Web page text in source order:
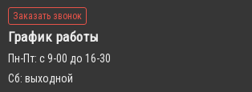
Заказать звонок
График работы
Пн-Пт: с 9-00 до 16-30
Сб: выходной